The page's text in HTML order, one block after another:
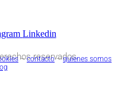
Linkedin
reservados.
–contacto–quienes somos